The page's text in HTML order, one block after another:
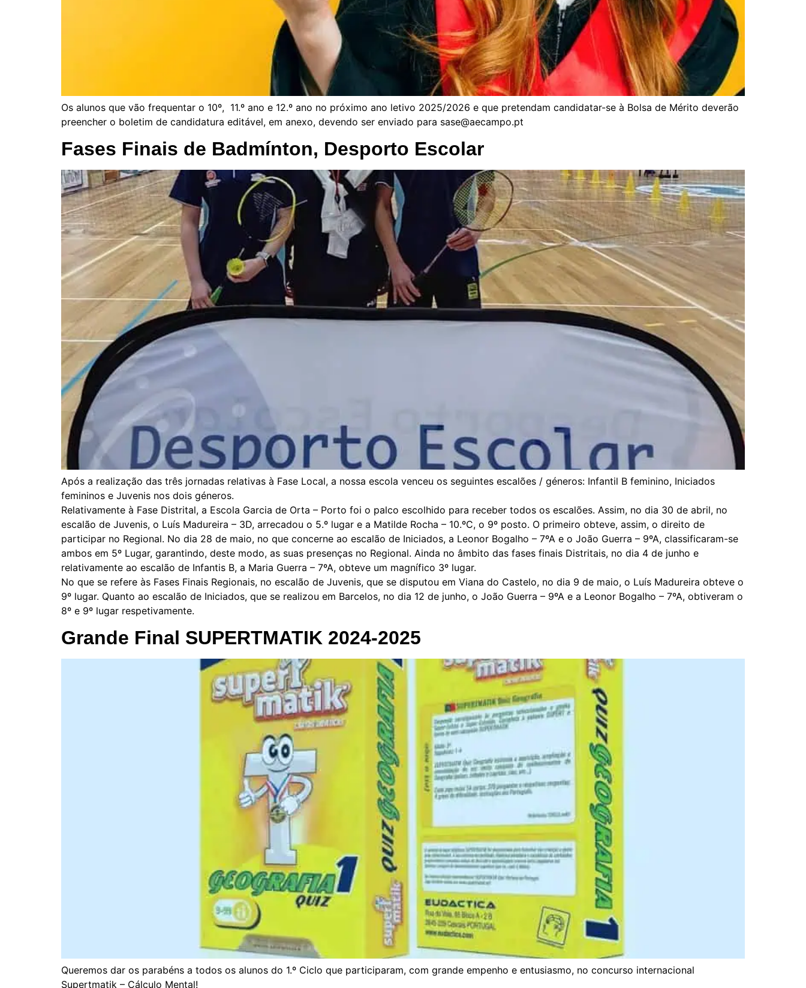
Os alunos que vão frequentar o 10º, 11.º ano e 12.º ano no próximo ano letivo 2025/2026 e que pretendam candidatar-se à Bolsa de Mérito deverão
preencher o boletim de candidatura editável, em anexo, devendo ser enviado para sase@aecampo.pt
Fases Finais de Badmínton, Desporto Escolar
Após a realização das três jornadas relativas à Fase Local, a nossa escola venceu os seguintes escalões / géneros: Infantil B feminino, Iniciados
femininos e Juvenis nos dois géneros.
Relativamente à Fase Distrital, a Escola Garcia de Orta – Porto foi o palco escolhido para receber todos os escalões. Assim, no dia 30 de abril, no
escalão de Juvenis, o Luís Madureira – 3D, arrecadou o 5.º lugar e a Matilde Rocha – 10.ºC, o 9º posto. O primeiro obteve, assim, o direito de
participar no Regional. No dia 28 de maio, no que concerne ao escalão de Iniciados, a Leonor Bogalho – 7ºA e o João Guerra – 9ºA, classificaram-se
ambos em 5º Lugar, garantindo, deste modo, as suas presenças no Regional. Ainda no âmbito das fases finais Distritais, no dia 4 de junho e
relativamente ao escalão de Infantis B, a Maria Guerra – 7ºA, obteve um magnífico 3º lugar.
No que se refere às Fases Finais Regionais, no escalão de Juvenis, que se disputou em Viana do Castelo, no dia 9 de maio, o Luís Madureira obteve o
9º lugar. Quanto ao escalão de Iniciados, que se realizou em Barcelos, no dia 12 de junho, o João Guerra – 9ºA e a Leonor Bogalho – 7ºA, obtiveram o
8º e 9º lugar respetivamente.
Grande Final SUPERTMATIK 2024-2025
Queremos dar os parabéns a todos os alunos do 1.º Ciclo que participaram, com grande empenho e entusiasmo, no concurso internacional
Supertmatik – Cálculo Mental!